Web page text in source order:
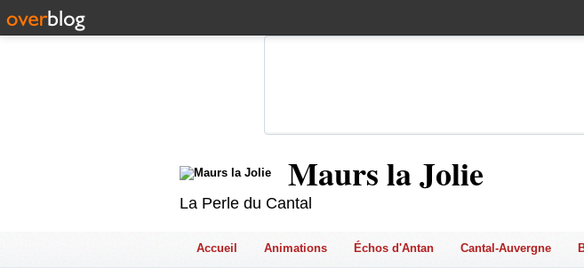
Maurs la Jolie
La Perle du Cantal
Accueil Animations Échos d'Antan Cantal-Auvergne